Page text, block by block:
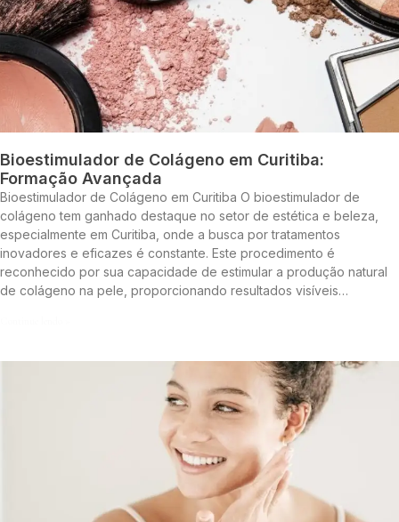
Bioestimulador de Colágeno em Curitiba:
Formação Avançada
Bioestimulador de Colágeno em Curitiba O bioestimulador de
colágeno tem ganhado destaque no setor de estética e beleza,
especialmente em Curitiba, onde a busca por tratamentos
inovadores e eficazes é constante. Este procedimento é
reconhecido por sua capacidade de estimular a produção natural
de colágeno na pele, proporcionando resultados visíveis…